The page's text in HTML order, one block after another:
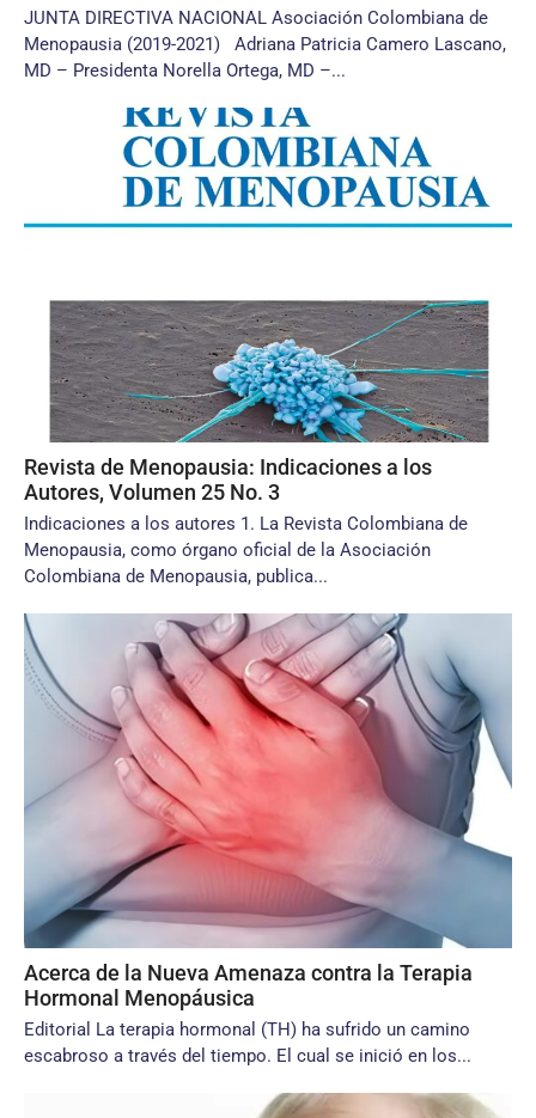
JUNTA DIRECTIVA NACIONAL Asociación Colombiana de
Menopausia (2019-2021) Adriana Patricia Camero Lascano,
MD – Presidenta Norella Ortega, MD –...
Revista de Menopausia: Indicaciones a los
Autores, Volumen 25 No. 3
Indicaciones a los autores 1. La Revista Colombiana de
Menopausia, como órgano oficial de la Asociación
Colombiana de Menopausia, publica...
Acerca de la Nueva Amenaza contra la Terapia
Hormonal Menopáusica
Editorial La terapia hormonal (TH) ha sufrido un camino
escabroso a través del tiempo. El cual se inició en los...